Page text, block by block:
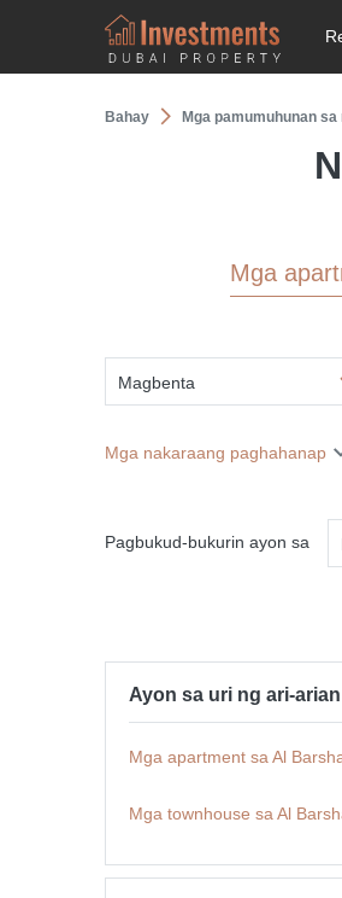
Bahay Mga pamumuhunan
Mga
Magbenta
Mga nakaraang paghahanap
Pagbukud-bukurin ayon sa
Ayon sa uri ng ari-arian
Mga apartment sa Al
Mga townhouse sa Al